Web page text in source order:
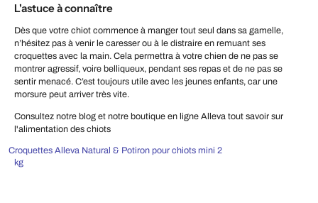
L'astuce à connaître
Dès que votre chiot commence à manger tout seul dans sa gamelle,
n’hésitez pas à venir le caresser ou à le distraire en remuant ses
croquettes avec la main. Cela permettra à votre chien de ne pas se
montrer agressif, voire belliqueux, pendant ses repas et de ne pas se
sentir menacé. C’est toujours utile avec les jeunes enfants, car une
morsure peut arriver très vite.
Consultez notre blog et notre boutique en ligne Alleva tout savoir sur
l'alimentation des chiots
Croquettes Alleva Natural & Potiron pour chiots mini 2
kg